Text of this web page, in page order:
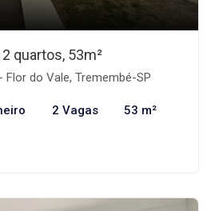
quartos, 53m²
Flor do Vale, Tremembé-SP
2 Vagas 53 m²